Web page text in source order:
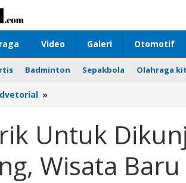
Video Galeri Otomotif
Badminton Sepakbola Olahraga
»
Untuk
Watu
Tanjung,
Wisata
Baru
Untuk
Wisata